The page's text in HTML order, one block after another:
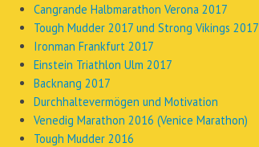
Cangrande Halbmarathon Verona 2017
Tough Mudder 2017 und Strong Vikings 2017
Ironman Frankfurt 2017
Einstein Triathlon Ulm 2017
Backnang 2017
Durchhaltevermögen und Motivation
Venedig Marathon 2016 (Venice Marathon)
Tough Mudder 2016